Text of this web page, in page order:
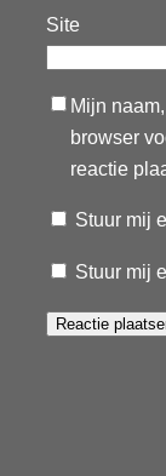
Site
Mijn
browser
reactie
Stuur mij
Stuur mij